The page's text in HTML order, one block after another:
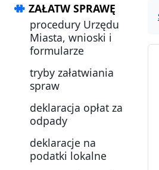
ZAŁATW SPRAWĘ
procedury Urzędu
Miasta, wnioski i
formularze
tryby załatwiania
spraw
deklaracja opłat za
odpady
deklaracje na
podatki lokalne